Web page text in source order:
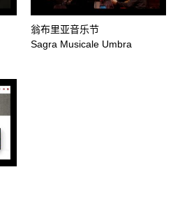
翁布里亚音乐节
Sagra Musicale Umbra